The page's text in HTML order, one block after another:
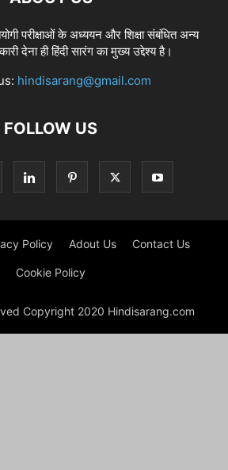
परीक्षाओं के अध्ययन और शिक्षा संबंधित अन्य
देना ही हिंदी सारंग का मुख्य उद्देश्य है।
hindisarang@gmail.com
FOLLOW US
Policy Adout Us Contact Us
Cookie Policy
Copyright 2020 Hindisarang.com